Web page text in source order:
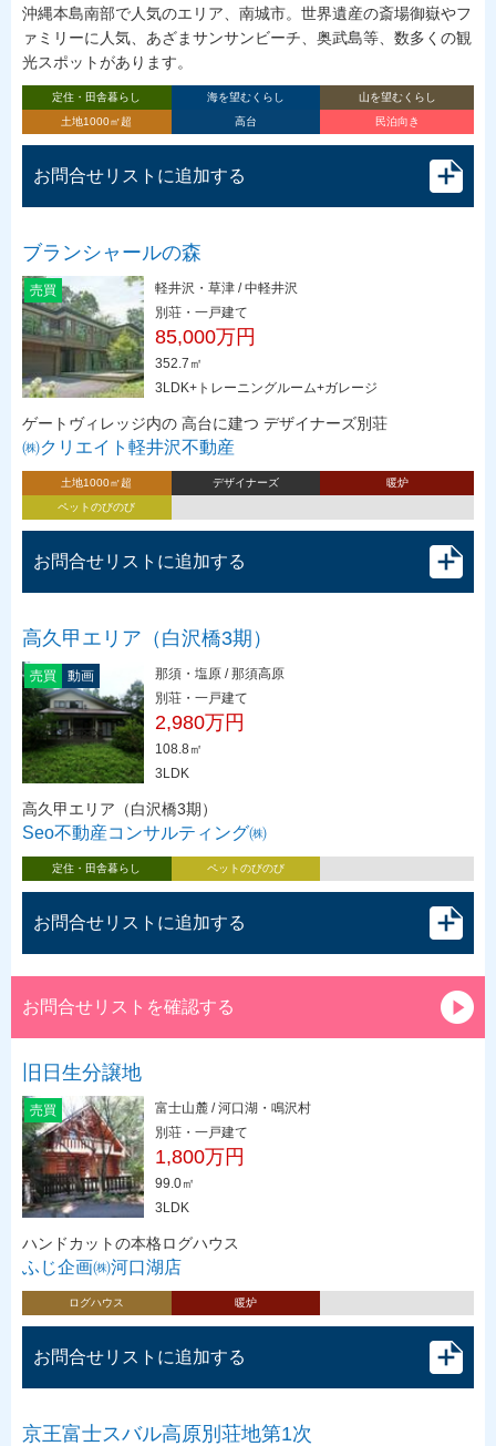
沖縄本島南部で人気のエリア、南城市。世界遺産の斎場御嶽やフ
ァミリーに人気、あざまサンサンビーチ、奥武島等、数多くの観
光スポットがあります。
定住・田舎暮らし 海を望むくらし
山を望むくらし
土地1000㎡超
高台 民泊向き
お問合せリストに追加する
ブランシャールの森
売買
軽井沢・草津 / 中軽井沢
別荘・一戸建て
85,000万円
352.7㎡
3LDK+トレーニングルーム+ガレージ
ゲートヴィレッジ内の 高台に建つ デザイナーズ別荘
㈱クリエイト軽井沢不動産
土地1000㎡超 デザイナーズ
暖炉
ペットのびのび
お問合せリストに追加する
高久甲エリア（白沢橋3期）
売買 動画
那須・塩原 / 那須高原
別荘・一戸建て
2,980万円
108.8㎡
3LDK
高久甲エリア（白沢橋3期）
Seo不動産コンサルティング㈱
定住・田舎暮らし ペットのびのび
お問合せリストに追加する
お問合せリストを確認する
旧日生分譲地
売買
富士山麓 / 河口湖・鳴沢村
別荘・一戸建て
1,800万円
99.0㎡
3LDK
ハンドカットの本格ログハウス
ふじ企画㈱河口湖店
ログハウス 暖炉
お問合せリストに追加する
京王富士スバル高原別荘地第1次